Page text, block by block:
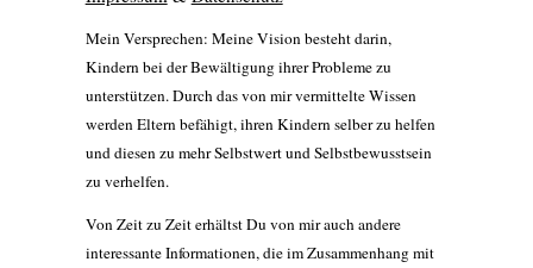
Mein Versprechen: Meine Vision besteht darin,
Kindern bei der Bewältigung ihrer Probleme zu
unterstützen. Durch das von mir vermittelte Wissen
werden Eltern befähigt, ihren Kindern selber zu helfen
und diesen zu mehr Selbstwert und Selbstbewusstsein
zu verhelfen.
Von Zeit zu Zeit erhältst Du von mir auch andere
interessante Informationen, die im Zusammenhang mit